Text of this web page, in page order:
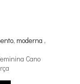
moderna ,
Cano